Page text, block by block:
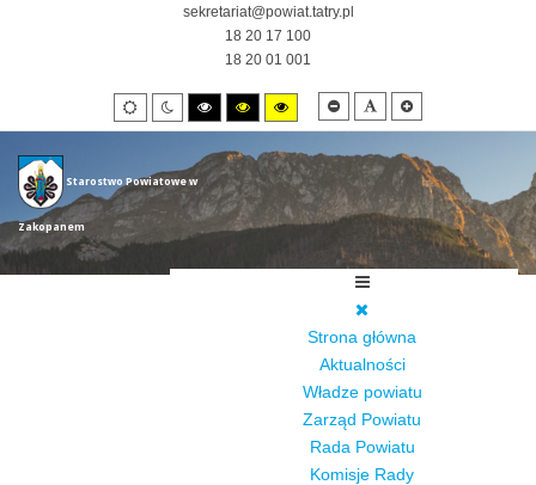
sekretariat@powiat.tatry.pl
18 20 17 100
18 20 01 001
Default
mode
Night
mode
High
contrast
black/white
mode.
High
contrast
black/yellow
mode.
High
contrast
yellow/black
mode.
Smaller
font
Default
font
Starostwo Powiatowe w
Zakopanem
Strona główna
Aktualności
Władze powiatu
Zarząd Powiatu
Rada Powiatu
Komisje Rady